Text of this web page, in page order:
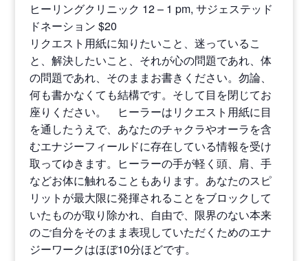
ヒーリングクリニック 12 – 1 pm, サジェステッド
ドネーション $20
リクエスト用紙に知りたいこと、迷っているこ
と、解決したいこと、それが心の問題であれ、体
の問題であれ、そのままお書きください。勿論、
何も書かなくても結構です。そして目を閉じてお
座りください。 ヒーラーはリクエスト用紙に目
を通したうえで、あなたのチャクラやオーラを含
むエナジーフィールドに存在している情報を受け
取ってゆきます。ヒーラーの手が軽く頭、肩、手
などお体に触れることもあります。あなたのスピ
リットが最大限に発揮されることをブロックして
いたものが取り除かれ、自由で、限界のない本来
のご自分をそのまま表現していただくためのエナ
ジーワークはほぼ10分ほどです。